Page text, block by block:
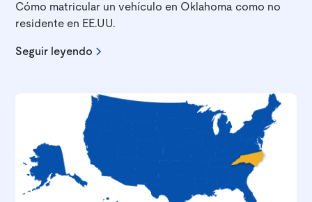
Cómo matricular un vehículo en Oklahoma como no
residente en EE.UU.
Seguir leyendo